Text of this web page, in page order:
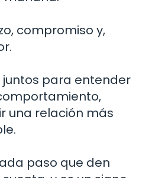
compromiso y,
para entender
una relación más
paso que den